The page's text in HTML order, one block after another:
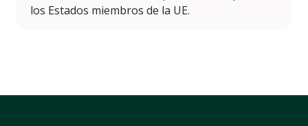
los Estados miembros de la UE.